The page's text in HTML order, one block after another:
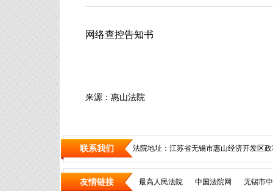
网络查控告知书
来源：惠山法院
联系我们 法院地址：江苏省无锡市惠山经济开发
友情链接 最高人民法院 中国法院网 无锡市